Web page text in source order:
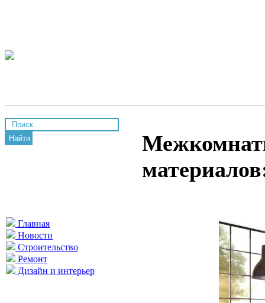
Найти
Главная
Новости
Строительство
Ремонт
Дизайн и интерьер